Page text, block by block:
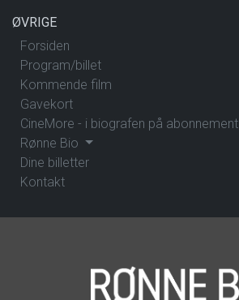
ØVRIGE
Forsiden
Program/billet
Kommende film
Gavekort
CineMore - i biografen på abonnement
Rønne Bio
Dine billetter
Kontakt